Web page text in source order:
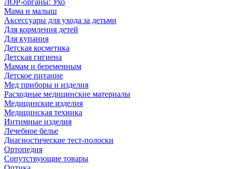
ЛОР-органы: Ухо
Мама и малыш
Аксессуары для ухода за детьми
Для кормления детей
Для купания
Детская косметика
Детская гигиена
Мамам и беременным
Детское питание
Мед приборы и изделия
Расходные медицинские материалы
Медицинские изделия
Медицинская техника
Интимные изделия
Лечебное белье
Диагностические тест-полоски
Ортопедия
Сопутствующие товары